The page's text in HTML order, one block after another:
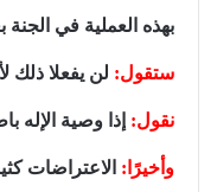
بهذه العملية في الجنة
ستقول: لن يفعلا ذلك
نقول: إذا وصية الإله
وأخيرًا: الاعتراضات